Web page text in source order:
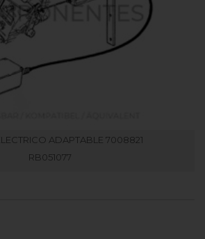
ADAPTABLE 7008821
RB051077